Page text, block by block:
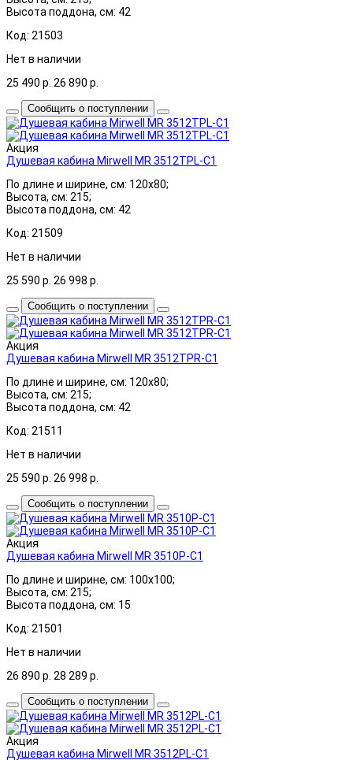
Высота поддона, см: 42
Код: 21503
Нет в наличии
25 490 р. 26 890 р.
Сообщить о поступлении
Акция
Душевая кабина Mirwell MR 3512TPL-C1
По длине и ширине, см: 120x80;
Высота, см: 215;
Высота поддона, см: 42
Код: 21509
Нет в наличии
25 590 р. 26 998 р.
Сообщить о поступлении
Акция
Душевая кабина Mirwell MR 3512TPR-C1
По длине и ширине, см: 120x80;
Высота, см: 215;
Высота поддона, см: 42
Код: 21511
Нет в наличии
25 590 р. 26 998 р.
Сообщить о поступлении
Акция
Душевая кабина Mirwell MR 3510P-C1
По длине и ширине, см: 100x100;
Высота, см: 215;
Высота поддона, см: 15
Код: 21501
Нет в наличии
26 890 р. 28 289 р.
Сообщить о поступлении
Акция
Душевая кабина Mirwell MR 3512PL-C1